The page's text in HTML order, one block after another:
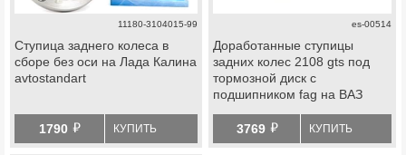
11180-3104015-99
Ступица заднего колеса в
сборе без оси на Лада Калина
avtostandart
1790 й КУПИТЬ
es-00514
Доработанные ступицы
задних колес 2108 gts под
тормозной диск c
подшипником fag на ВАЗ
Гранта fl, Калина, Калина 2,
Приора, datsun
3769 й КУПИТЬ